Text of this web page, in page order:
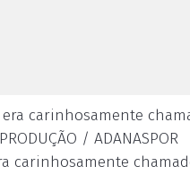
carinhosamente